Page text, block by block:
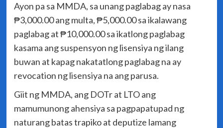
Ayon pa sa MMDA, sa unang paglabag ay nasa
₱3,000.00 ang multa, ₱5,000.00 sa ikalawang
paglabag at ₱10,000.00 sa ikatlong paglabag
kasama ang suspensyon ng lisensiya ng ilang
buwan at kapag nakatatlong paglabag na ay
revocation ng lisensiya na ang parusa.
Giit ng MMDA, ang DOTr at LTO ang
mamumunong ahensiya sa pagpapatupad ng
naturang batas trapiko at deputize lamang